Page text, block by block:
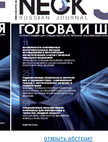
открыть абстракт